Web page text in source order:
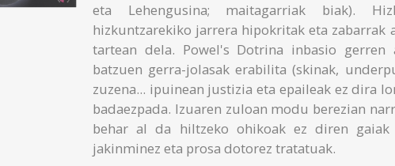
eta Lehengusina; maitagarriak biak).
hizkuntzarekiko jarrera hipokritak eta zabarrak
tartean dela. Powel's Dotrina inbasio
batzuen gerra-jolasak erabilita (skinak,
zuzena... ipuinean justizia eta epaileak ez dira
badaezpada. Izuaren zuloan modu berezian
behar al da hiltzeko ohikoak ez diren gaiak
jakinminez eta prosa dotorez tratatuak.